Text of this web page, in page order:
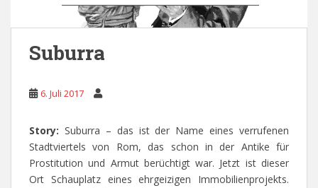
Suburra
6. Juli 2017
Story: Suburra – das ist der Name eines verrufenen
Stadtviertels von Rom, das schon in der Antike für
Prostitution und Armut berüchtigt war. Jetzt ist dieser
Ort Schauplatz eines ehrgeizigen Immobilienprojekts.